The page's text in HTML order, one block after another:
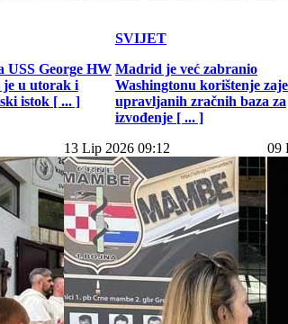
USS George HW
je u utorak i
istok [ ... ]
SVIJET
Madrid je već zabranio
Washingtonu korištenje
upravljanih zračnih baza za
izvođenje [ ... ]
13 Lip 2026 09:12 09